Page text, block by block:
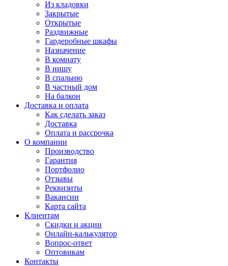
Из кладовки
Закрытые
Открытые
Раздвижные
Гардеробные шкафы
Назначение
В комнату
В нишу
В спальню
В частный дом
На балкон
Доставка и оплата
Как сделать заказ
Доставка
Оплата и рассрочка
О компании
Производство
Гарантия
Портфолио
Отзывы
Реквизиты
Вакансии
Карта сайта
Клиентам
Скидки и акции
Онлайн-калькулятор
Вопрос-ответ
Оптовикам
Контакты